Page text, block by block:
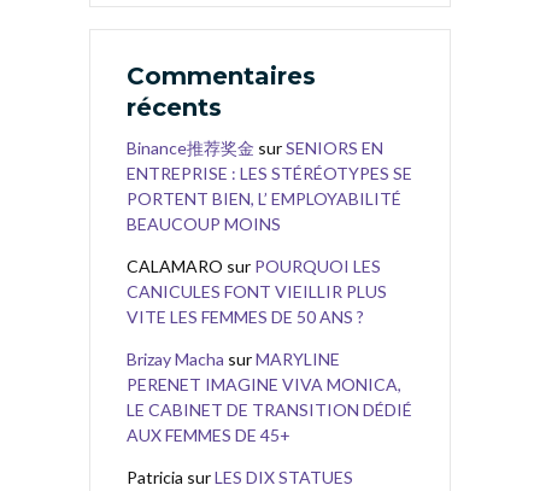
Commentaires
récents
Binance推荐奖金 surSENIORS EN
ENTREPRISE : LES STÉRÉOTYPES SE
PORTENT BIEN, L’ EMPLOYABILITÉ
BEAUCOUP MOINS
CALAMARO sur POURQUOI LES
CANICULES FONT VIEILLIR PLUS
VITE LES FEMMES DE 50 ANS ?
Brizay Macha surMARYLINE
PERENET IMAGINE VIVA MONICA,
LE CABINET DE TRANSITION DÉDIÉ
AUX FEMMES DE 45+
Patricia surLES DIX STATUES